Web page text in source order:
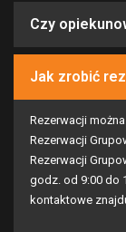
Czy
Jak zrobić
Rezerwacji
Rezerwacji
Rezerwacji
godz. od 9:00 do
kontaktowe